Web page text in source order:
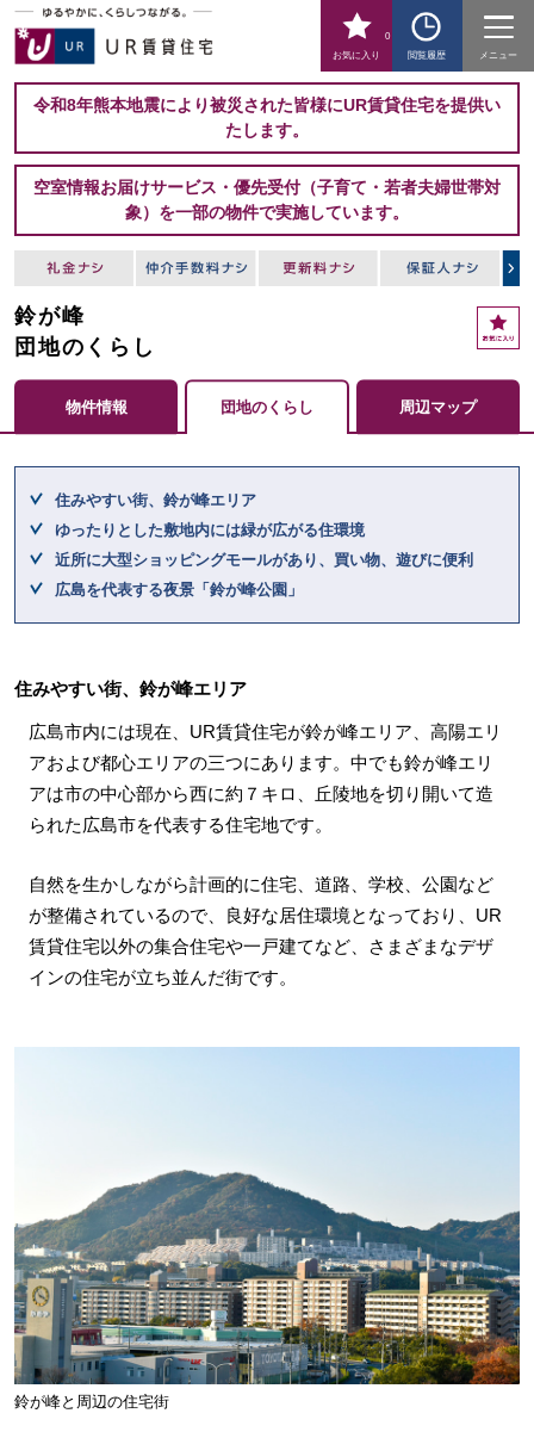
お気に入り
0
閲覧履歴
メニュー
令和8年熊本地震により被災された皆様にUR賃貸住宅を提供い
たします。
空室情報お届けサービス・優先受付（子育て・若者夫婦世帯対
象）を一部の物件で実施しています。
鈴が峰
団地のくらし
お
気
入
り
物件情報 団地のくらし 周辺マップ
住みやすい街、鈴が峰エリア
ゆったりとした敷地内には緑が広がる住環境
近所に大型ショッピングモールがあり、買い物、遊びに便利
広島を代表する夜景「鈴が峰公園」
住みやすい街、鈴が峰エリア
広島市内には現在、UR賃貸住宅が鈴が峰エリア、高陽エリ
アおよび都心エリアの三つにあります。中でも鈴が峰エリ
アは市の中心部から西に約７キロ、丘陵地を切り開いて造
られた広島市を代表する住宅地です。
自然を生かしながら計画的に住宅、道路、学校、公園など
が整備されているので、良好な居住環境となっており、UR
賃貸住宅以外の集合住宅や一戸建てなど、さまざまなデザ
インの住宅が立ち並んだ街です。
鈴が峰と周辺の住宅街